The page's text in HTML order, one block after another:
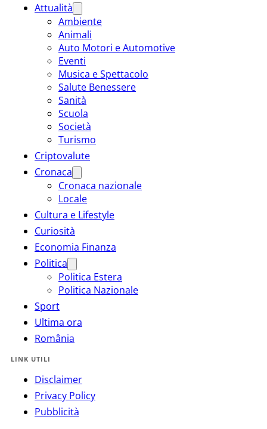
Attualità
Ambiente
Animali
Auto Motori e Automotive
Eventi
Musica e Spettacolo
Salute Benessere
Sanità
Scuola
Società
Turismo
Criptovalute
Cronaca
Cronaca nazionale
Locale
Cultura e Lifestyle
Curiosità
Economia Finanza
Politica
Politica Estera
Politica Nazionale
Sport
Ultima ora
România
LINK UTILI
Disclaimer
Privacy Policy
Pubblicità